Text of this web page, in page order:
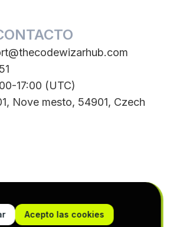
17:00 (UTC)
Nove mesto, 54901, Czech
Acepto las cookies